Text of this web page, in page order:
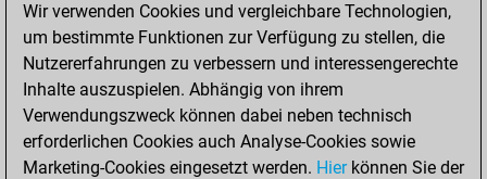
Bauernopfer
1
Matt auf vollem Brett
0
Bauer setzt Matt
Erstickte Matts
Unterverwandlungen
0
Wir verwenden Cookies und vergleichbare Technologien,
um bestimmte Funktionen zur Verfügung zu stellen, die
Nutzererfahrungen zu verbessern und interessengerechte
Inhalte auszuspielen. Abhängig von ihrem
Verwendungszweck können dabei neben technisch
erforderlichen Cookies auch Analyse-Cookies sowie
Marketing-Cookies eingesetzt werden. Hierkönnen Sie der